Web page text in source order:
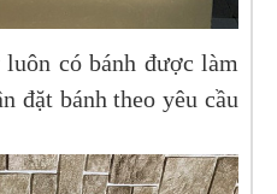
luôn có bánh được làm
đặt bánh theo yêu cầu